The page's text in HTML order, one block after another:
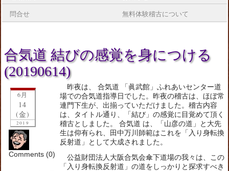
問合せ 無料体験稽古について
合気道 結びの感覚を身につける
(20190614)
6月
14
(金)
2019
Comments (0)
昨夜は、 合気道 「眞武館」ふれあいセンター道
場での合気道指導日でした。昨夜の稽古は、ほぼ常
連門下生が、出揃っていただけました。稽古内容
は、タイトル通り、「結び」の感覚に目覚めて頂く
稽古としました。 合気道 は、「山彦の道」と大先
生は仰有られ、田中万川師範はこれを「入り身転換
反射道」として大成されました。
公益財団法人大阪合気会傘下道場の我々は、この
「入り身転換反射道」の道をしっかりと探求すべき